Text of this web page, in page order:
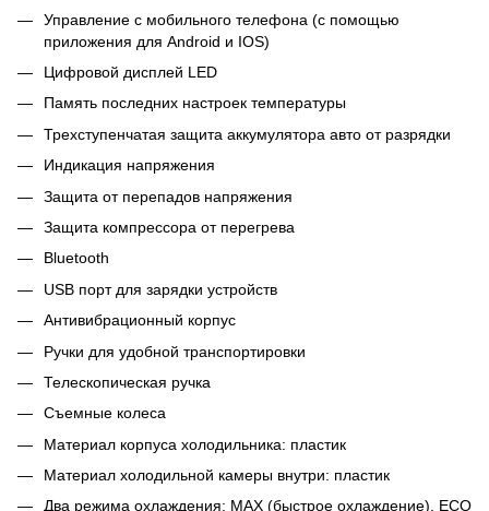
Управление с мобильного телефона (с помощью
приложения для Android и IOS)
Цифровой дисплей LED
Память последних настроек температуры
Трехступенчатая защита аккумулятора авто от разрядки
Индикация напряжения
Защита от перепадов напряжения
Защита компрессора от перегрева
Bluetooth
USB порт для зарядки устройств
Антивибрационный корпус
Ручки для удобной транспортировки
Телескопическая ручка
Съемные колеса
Материал корпуса холодильника: пластик
Материал холодильной камеры внутри: пластик
Два режима охлаждения: MAX (быстрое охлаждение), ECO